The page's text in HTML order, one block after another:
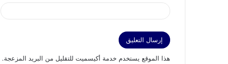
هذا الموقع يستخدم خدمة أكيسميت للتقليل من البريد المزعجة.